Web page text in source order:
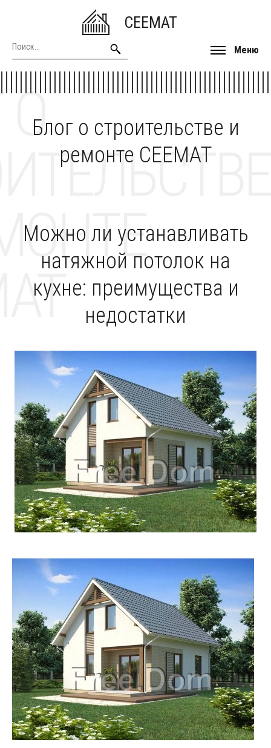
CEEMAT
Меню
Блог о строительстве и
ремонте CEEMAT
О
Можно ли устанавливать
натяжной потолок на
кухне: преимущества и
недостатки